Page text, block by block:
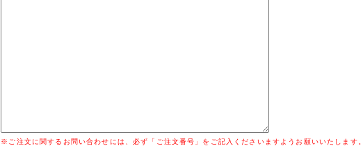
※ご注文に関するお問い合わせには、必ず「ご注文番号」をご記入くださいますようお願いいたします。